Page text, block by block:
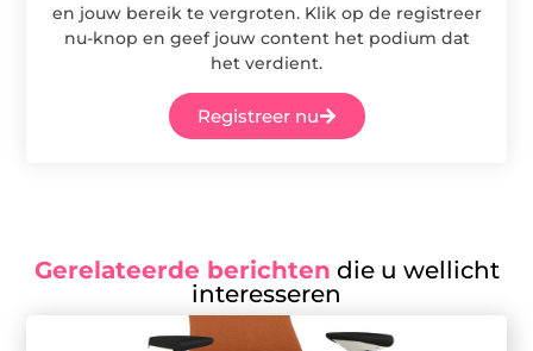
en jouw bereik te vergroten. Klik op de registreer
nu-knop en geef jouw content het podium dat
het verdient.
Registreer nu
Gerelateerde berichten die u wellicht
interesseren